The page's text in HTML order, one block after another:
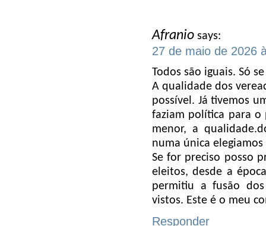
Afranio says:
27 de maio de 2026
Todos são iguais. Só
A qualidade dos
possível. Já tivemos
faziam política para o
menor, a
numa única
Se for preciso posso
eleitos, desde a
permitiu a fusão
vistos. Este é o meu
Responder